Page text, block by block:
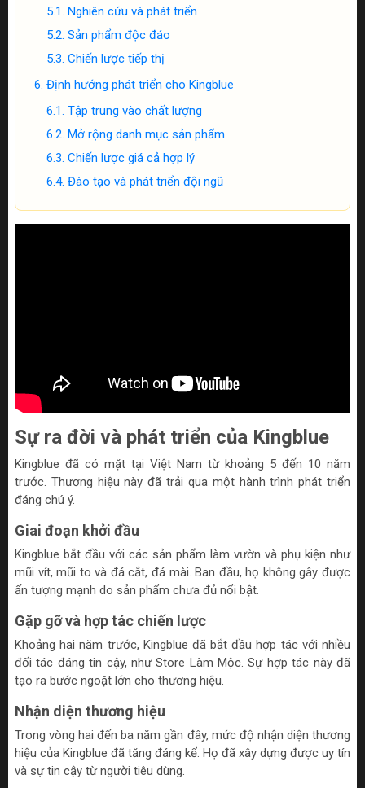
Nghiên cứu và phát triển
Sản phẩm độc đáo
Chiến lược tiếp thị
Định hướng phát triển cho Kingblue
Tập trung vào chất lượng
Mở rộng danh mục sản phẩm
Chiến lược giá cả hợp lý
Đào tạo và phát triển đội ngũ
Sự ra đời và phát triển của Kingblue
Kingblue đã có mặt tại Việt Nam từ khoảng 5 đến 10 năm
trước. Thương hiệu này đã trải qua một hành trình phát triển
đáng chú ý.
Giai đoạn khởi đầu
Kingblue bắt đầu với các sản phẩm làm vườn và phụ kiện như
mũi vít, mũi to và đá cắt, đá mài. Ban đầu, họ không gây được
ấn tượng mạnh do sản phẩm chưa đủ nổi bật.
Gặp gỡ và hợp tác chiến lược
Khoảng hai năm trước, Kingblue đã bắt đầu hợp tác với nhiều
đối tác đáng tin cậy, như Store Làm Mộc. Sự hợp tác này đã
tạo ra bước ngoặt lớn cho thương hiệu.
Nhận diện thương hiệu
Trong vòng hai đến ba năm gần đây, mức độ nhận diện thương
hiệu của Kingblue đã tăng đáng kể. Họ đã xây dựng được uy tín
và sự tin cậy từ người tiêu dùng.